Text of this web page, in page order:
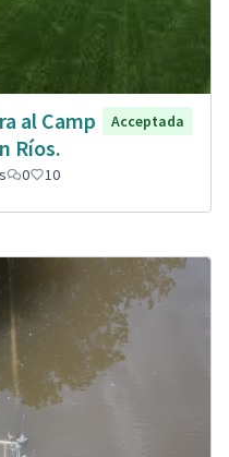
al Camp
Ríos.
Acceptada
0 10